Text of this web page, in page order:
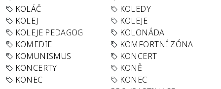
KOLÁČ
KOLEDY
KOLEJ
KOLEJE
KOLEJE PEDAGOG
KOLONÁDA
KOMEDIE
KOMFORTNÍ ZÓNA
KOMUNISMUS
KONCERT
KONCERTY
KONĚ
KONEC
KONEC